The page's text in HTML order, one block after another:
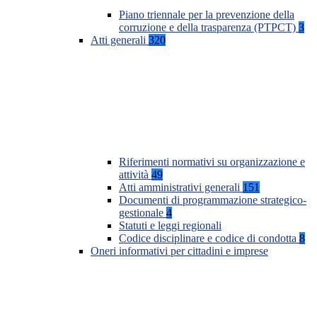
Piano triennale per la prevenzione della
corruzione e della trasparenza (PTPCT) 3
Atti generali 320
Riferimenti normativi su organizzazione e
attività 49
Atti amministrativi generali 151
Documenti di programmazione strategico-
gestionale 4
Statuti e leggi regionali
Codice disciplinare e codice di condotta 8
Oneri informativi per cittadini e imprese